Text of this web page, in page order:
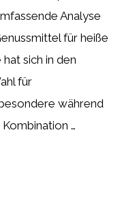
Analyse
für heiße
sich in den
für
während
…